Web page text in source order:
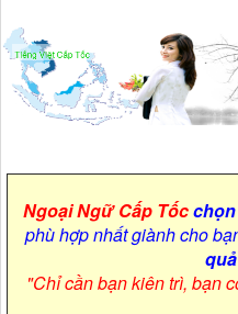
Ngoại Ngữ Cấp Tốc
phù hợp nhất giành cho
"Chỉ cần bạn kiên trì, bạn